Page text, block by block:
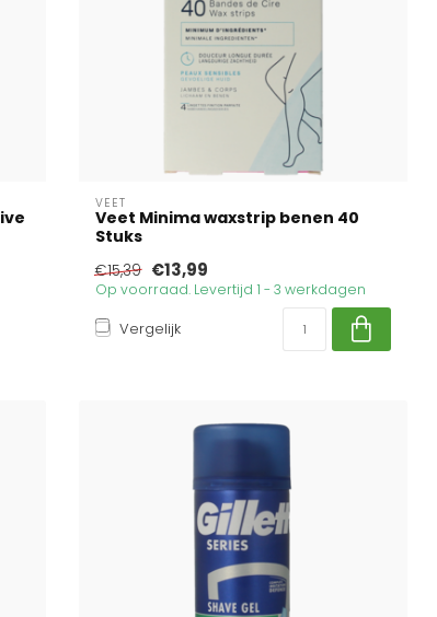
VEET
Veet Minima waxstrip benen 40
Stuks
€15,39 €13,99
Op voorraad. Levertijd 1 - 3 werkdagen
Vergelijk